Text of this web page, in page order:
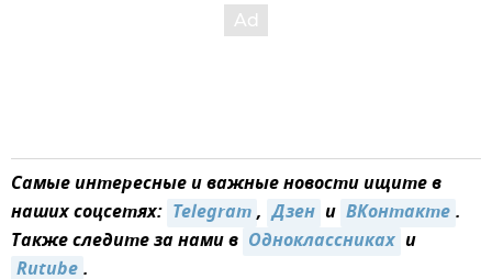
Самые интересные и важные новости ищите в
наших соцсетях: Telegram, Дзен и ВКонтакте.
Также следите за нами в Одноклассниках и
Rutube.